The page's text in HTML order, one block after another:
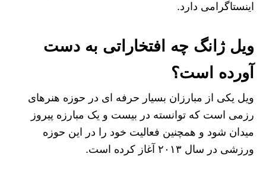
اینستاگرامی دارد.
ویل ژانگ چه افتخاراتی به دست
آورده است؟
ویل یکی از مبارزان بسیار حرفه ای در حوزه هنرهای
رزمی است که توانسته در بیست و یک مبارزه پیروز
میدان شود و همچنین فعالیت خود را در این حوزه
ورزشی در سال ۲۰۱۳ آغاز کرده است.